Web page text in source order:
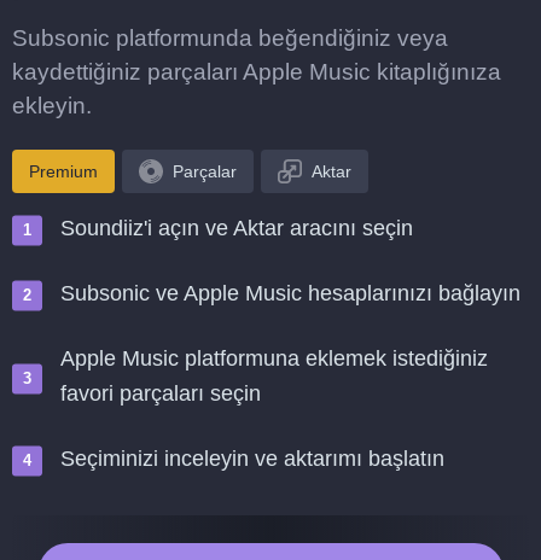
Subsonic platformunda beğendiğiniz veya
kaydettiğiniz parçaları Apple Music kitaplığınıza
ekleyin.
Premium Parçalar Aktar
Soundiiz'i açın ve Aktar aracını seçin
Subsonic ve Apple Music hesaplarınızı bağlayın
Apple Music platformuna eklemek istediğiniz
favori parçaları seçin
Seçiminizi inceleyin ve aktarımı başlatın